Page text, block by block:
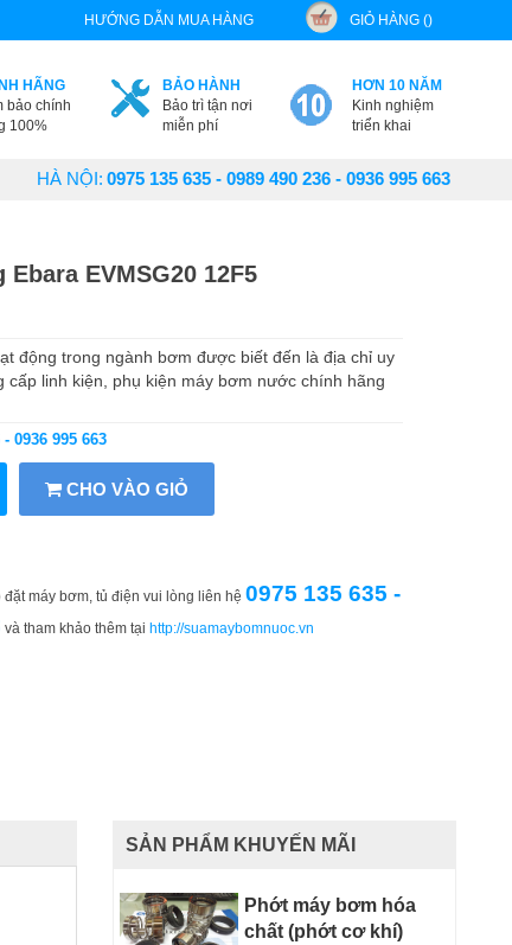
HƯỚNG DẪN MUA HÀNG GIỎ HÀNG ()
HÃNG
bảo chính
100%
BẢO HÀNH
Bảo trì tận nơi
miễn phí
HƠN 10 NĂM
Kinh nghiệm
triển khai
HÀ NỘI: 0975 135 635 - 0989 490 236 - 0936 995 663
EVMSG20 12F5
động trong ngành bơm được biết đến là địa chỉ uy
linh kiện, phụ kiện máy bơm nước chính hãng
0936 995 663
CHO VÀO GIỎ
máy bơm, tủ điện vui lòng liên hệ 0975 135 635 -
và tham khảo thêm tại http://suamaybomnuoc.vn
SẢN PHẨM KHUYẾN MÃI
Phớt máy bơm hóa
chất (phớt cơ khí)